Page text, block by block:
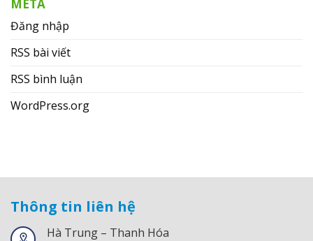
META
Đăng nhập
RSS bài viết
RSS bình luận
WordPress.org
Thông tin liên hệ
Hà Trung – Thanh Hóa